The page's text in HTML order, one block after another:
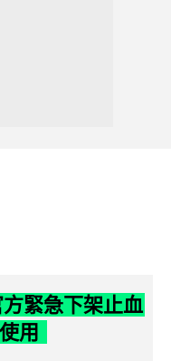
緊急下架止血
用